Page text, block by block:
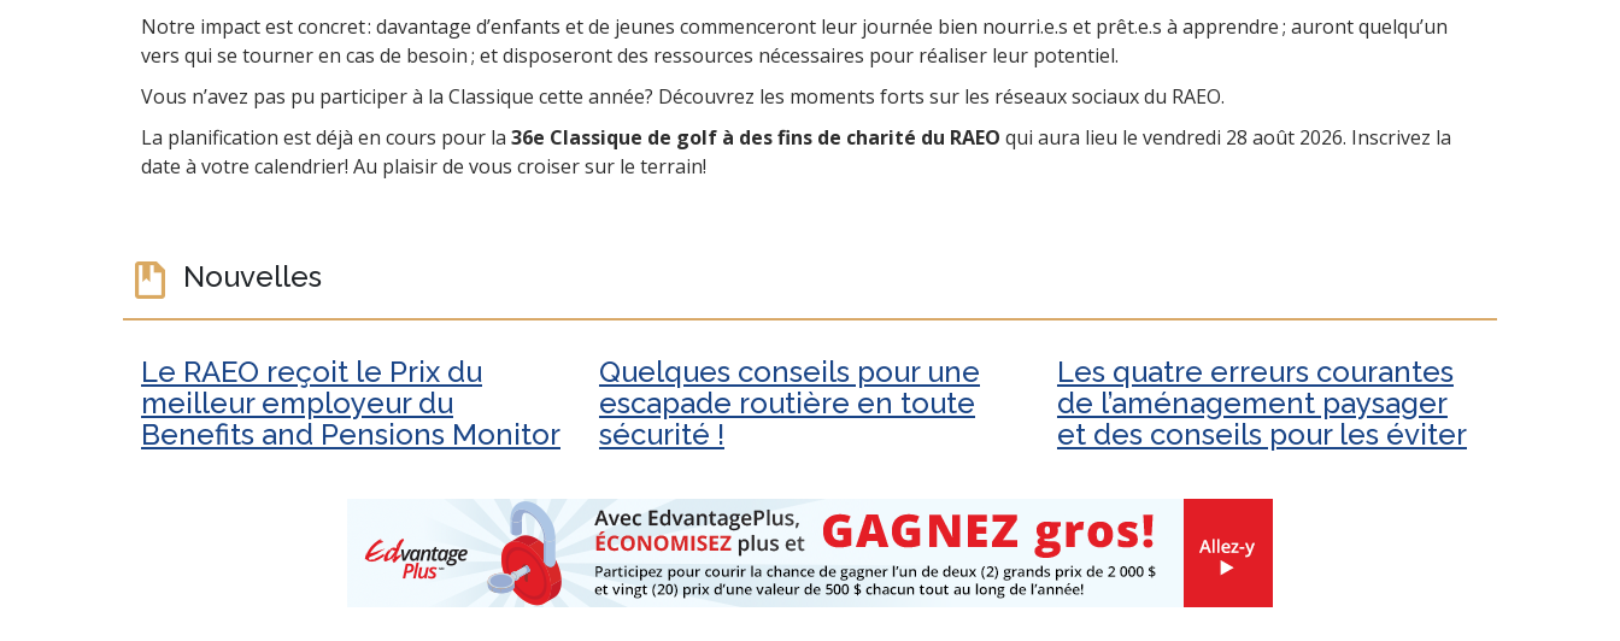
Notre impact est concret : davantage d’enfants et de jeunes commenceront leur journée bien nourri.e.s et prêt.e.s à apprendre ; auront quelqu’un
vers qui se tourner en cas de besoin ; et disposeront des ressources nécessaires pour réaliser leur potentiel.
Vous n’avez pas pu participer à la Classique cette année? Découvrez les moments forts sur les réseaux sociaux du RAEO.
La planification est déjà en cours pour la 36e Classique de golf à des fins de charité du RAEO qui aura lieu le vendredi 28 août 2026. Inscrivez la
date à votre calendrier! Au plaisir de vous croiser sur le terrain!
Nouvelles
Le RAEO reçoit le Prix du
meilleur employeur du
Benefits and Pensions Monitor
Quelques conseils pour une
escapade routière en toute
sécurité !
Les quatre erreurs courantes
de l’aménagement paysager
et des conseils pour les éviter